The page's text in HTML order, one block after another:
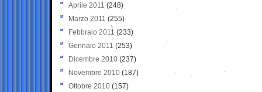
Aprile 2011 (248)
Marzo 2011 (255)
Febbraio 2011 (233)
Gennaio 2011 (253)
Dicembre 2010 (237)
Novembre 2010 (187)
Ottobre 2010 (157)